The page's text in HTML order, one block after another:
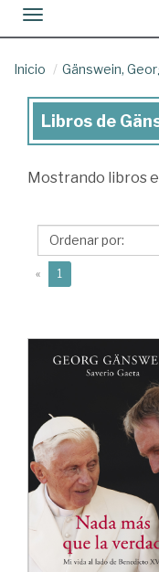
Toggle navigation
Inicio Gänswein,
Libros
Gänswein,
Libros de
Mostrando libros
« 1